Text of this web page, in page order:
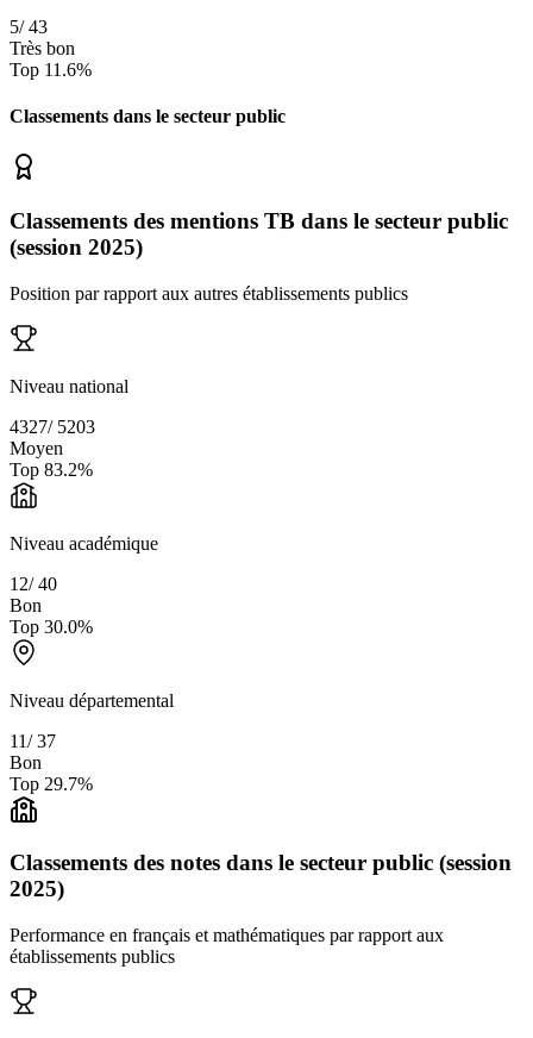
5/43
Très bon
Top 11.6%
Classements dans le secteur public
Classements des mentions TB dans le secteur public
(session 2025)
Position par rapport aux autres établissements publics
Niveau national
4327/ 5203
Moyen
Top 83.2%
Niveau académique
12/40
Bon
Top 30.0%
Niveau départemental
11/37
Bon
Top 29.7%
Classements des notes dans le secteur public (session
2025)
Performance en français et mathématiques par rapport aux
établissements publics